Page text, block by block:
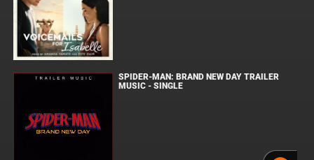
SPIDER-MAN: BRAND NEW DAY TRAILER
MUSIC - SINGLE